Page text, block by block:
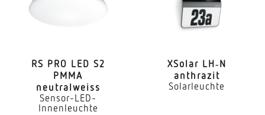
Ja, STEINEL LED-System
Lebensdauer LED (Max. °C)
50000 Std
RS PRO LED S2
PMMA
neutralweiss
Sensor-LED-
Innenleuchte
XSolar LH‑N
anthrazit
Solarleuchte